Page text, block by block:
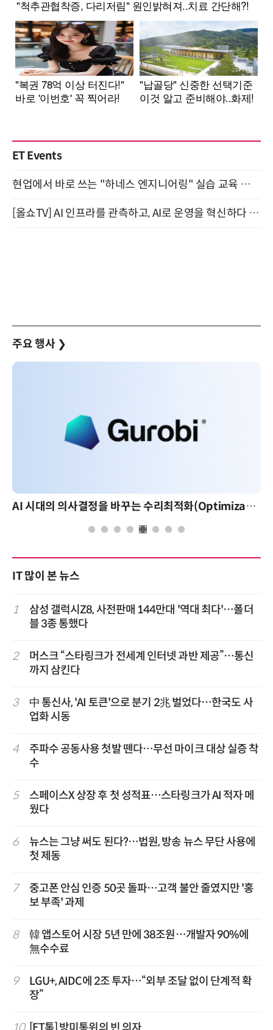
ET Events
현업에서 바로 쓰는 "하네스 엔지니어링" 실습 교육 워크숍 8월 20일 개최
[올쇼TV] AI 인프라를 관측하고, AI로 운영을 혁신하다 (8월 11일 생방송)
주요 행사 ❯
AI 시대의 의사결정을 바꾸는 수리최적화(Optimization): 실제 산업 적용 사례와 활용 전략 AI 핀옵스 실전 세미나: 폭증하는 AI 토큰 비용 관
IT 많이 본 뉴스
1
삼성 갤럭시Z8, 사전판매 144만대 '역대 최다'…폴더
블 3종 통했다
2
머스크 “스타링크가 전세계 인터넷 과반 제공”…통신
까지 삼킨다
3
中 통신사, 'AI 토큰'으로 분기 2兆 벌었다…한국도 사
업화 시동
4
주파수 공동사용 첫발 뗀다…무선 마이크 대상 실증 착
수
5
스페이스X 상장 후 첫 성적표…스타링크가 AI 적자 메
웠다
6
뉴스는 그냥 써도 된다?…법원, 방송 뉴스 무단 사용에
첫 제동
7
중고폰 안심 인증 50곳 돌파…고객 불안 줄였지만 '홍
보 부족' 과제
8
韓 앱스토어 시장 5년 만에 38조원…개발자 90%에
無수수료
9
LGU+, AIDC에 2조 투자…“외부 조달 없이 단계적 확
장”